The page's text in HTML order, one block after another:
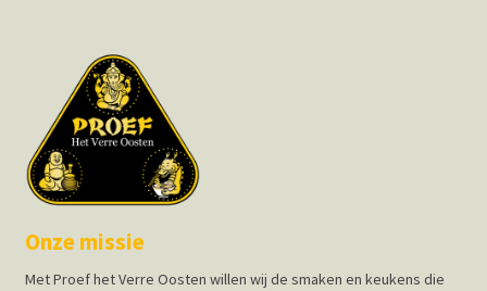
Onze missie
Met Proef het Verre Oosten willen wij de smaken en keukens die